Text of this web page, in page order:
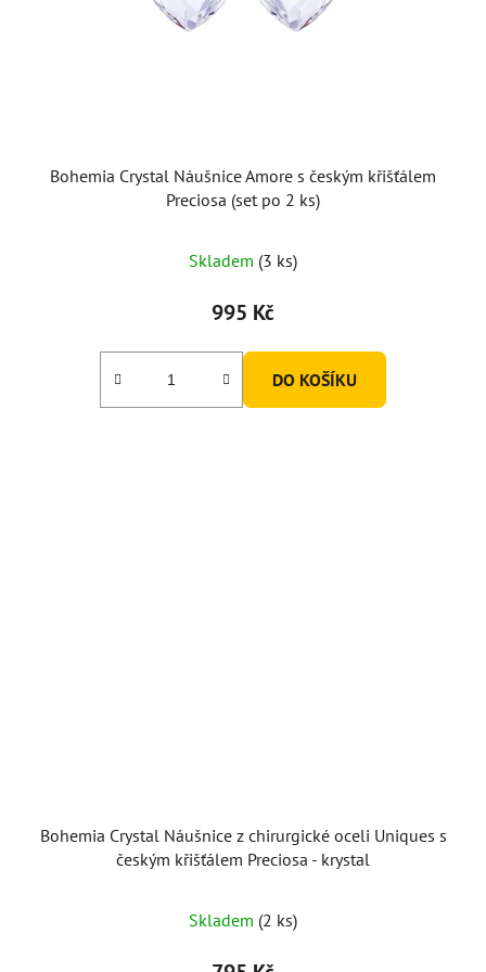
Bohemia Crystal Náušnice Amore s českým křišťálem
Preciosa (set po 2 ks)
Skladem (3 ks)
995 Kč
DO KOŠÍKU
Bohemia Crystal Náušnice z chirurgické oceli Uniques s
českým křišťálem Preciosa - krystal
Skladem (2 ks)